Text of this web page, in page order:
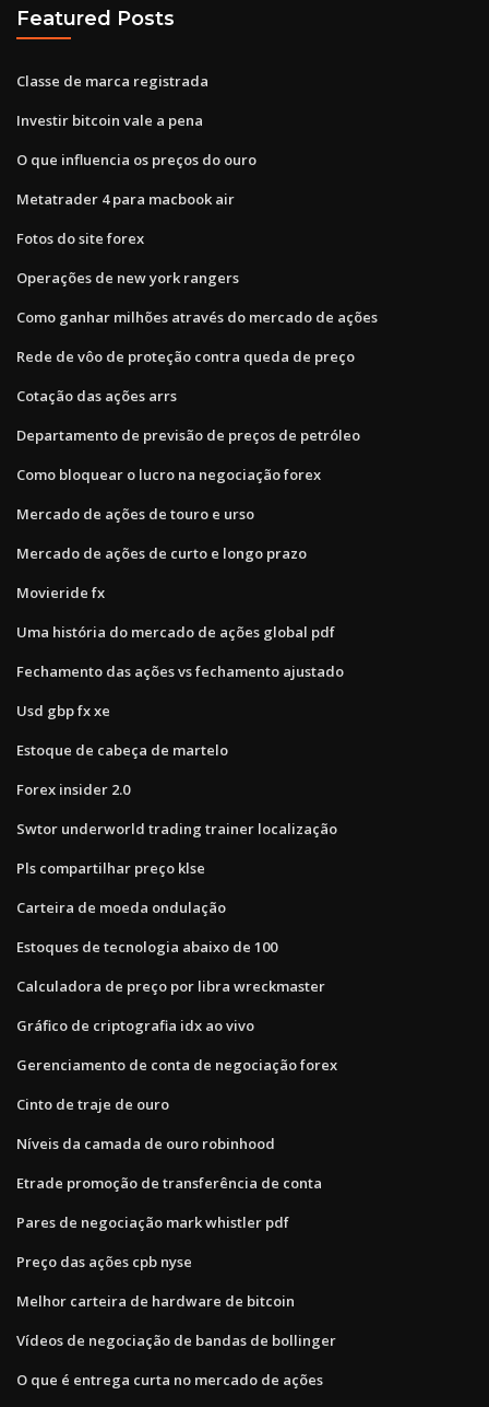
Featured Posts
Classe de marca registrada
Investir bitcoin vale a pena
O que influencia os preços do ouro
Metatrader 4 para macbook air
Fotos do site forex
Operações de new york rangers
Como ganhar milhões através do mercado de ações
Rede de vôo de proteção contra queda de preço
Cotação das ações arrs
Departamento de previsão de preços de petróleo
Como bloquear o lucro na negociação forex
Mercado de ações de touro e urso
Mercado de ações de curto e longo prazo
Movieride fx
Uma história do mercado de ações global pdf
Fechamento das ações vs fechamento ajustado
Usd gbp fx xe
Estoque de cabeça de martelo
Forex insider 2.0
Swtor underworld trading trainer localização
Pls compartilhar preço klse
Carteira de moeda ondulação
Estoques de tecnologia abaixo de 100
Calculadora de preço por libra wreckmaster
Gráfico de criptografia idx ao vivo
Gerenciamento de conta de negociação forex
Cinto de traje de ouro
Níveis da camada de ouro robinhood
Etrade promoção de transferência de conta
Pares de negociação mark whistler pdf
Preço das ações cpb nyse
Melhor carteira de hardware de bitcoin
Vídeos de negociação de bandas de bollinger
O que é entrega curta no mercado de ações